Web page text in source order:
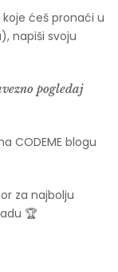
koje ćeš pronaći u
napiši svoju
pogledaj
CODEME blogu
za najbolju
🏆